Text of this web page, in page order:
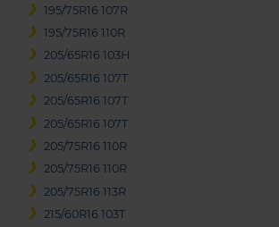
195/75R16 107R
195/75R16 110R
205/65R16 103H
205/65R16 107T
205/65R16 107T
205/65R16 107T
205/75R16 110R
205/75R16 110R
205/75R16 113R
215/60R16 103T